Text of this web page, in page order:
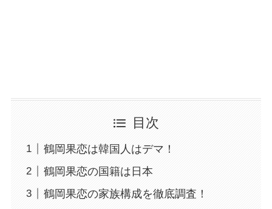
目次
鶴岡果恋は韓国人はデマ！
鶴岡果恋の国籍は日本
鶴岡果恋の家族構成を徹底調査！